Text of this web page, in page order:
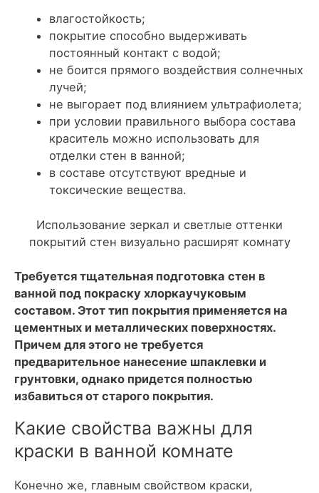
влагостойкость;
покрытие способно выдерживать
постоянный контакт с водой;
не боится прямого воздействия солнечных
лучей;
не выгорает под влиянием ультрафиолета;
при условии правильного выбора состава
краситель можно использовать для
отделки стен в ванной;
в составе отсутствуют вредные и
токсические вещества.
Использование зеркал и светлые оттенки
покрытий стен визуально расширят комнату
Требуется тщательная подготовка стен в
ванной под покраску хлоркаучуковым
составом. Этот тип покрытия применяется на
цементных и металлических поверхностях.
Причем для этого не требуется
предварительное нанесение шпаклевки и
грунтовки, однако придется полностью
избавиться от старого покрытия.
Какие свойства важны для
краски в ванной комнате
Конечно же, главным свойством краски,